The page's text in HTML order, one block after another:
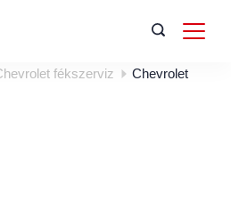
fékszerviz
Chevrolet